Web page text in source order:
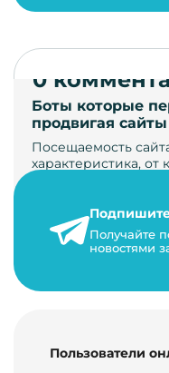
Боты которые
продвигая
Посещаемость
характеристика, от
22 мая 2024 г.
9 минут на чтение
0
Получайте
новостями
Пользователи